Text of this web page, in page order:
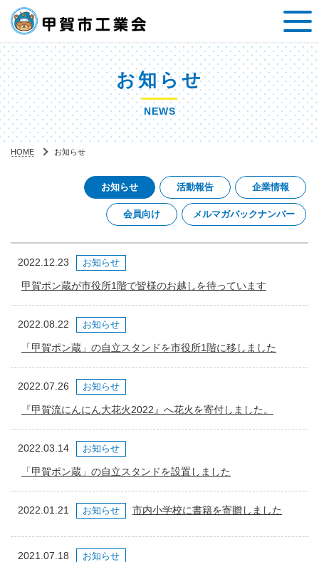
お知らせ
NEWS
HOME お知らせ
お知らせ 活動報告 企業情報
会員向け メルマガバックナンバー
2022.12.23 お知らせ
甲賀ポン蔵が市役所1階で皆様のお越しを待っています
2022.08.22 お知らせ
「甲賀ポン蔵」の自立スタンドを市役所1階に移しました
2022.07.26 お知らせ
『甲賀流にんにん大花火2022』へ花火を寄付しました。
2022.03.14 お知らせ
「甲賀ポン蔵」の自立スタンドを設置しました
2022.01.21 お知らせ 市内小学校に書籍を寄贈しました
2021.07.18 お知らせ